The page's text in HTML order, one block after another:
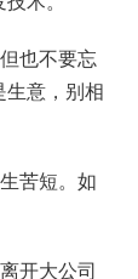
也不要忘
生意，别相
苦短。如
开大公司